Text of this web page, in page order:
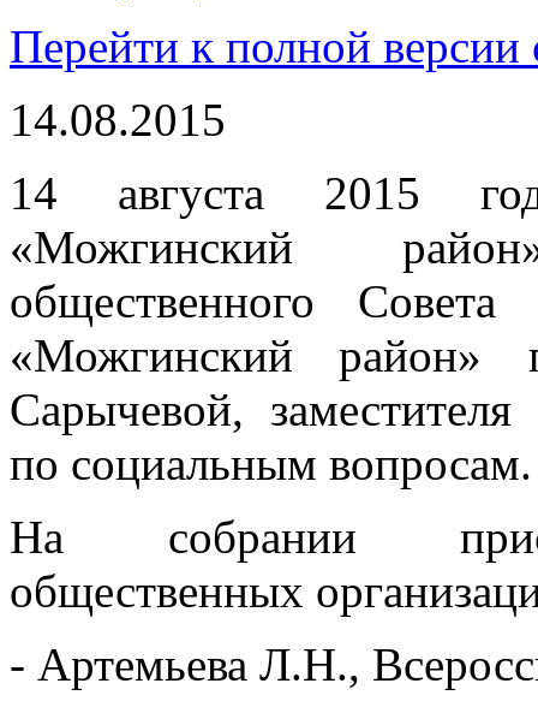
Перейти к полной версии
14.08.2015
14 августа 2015
«Можгинский
общественного Совета
«Можгинский район»
Сарычевой,
по социальным вопросам.
На собрании
общественных
- Артемьева Л.Н.,